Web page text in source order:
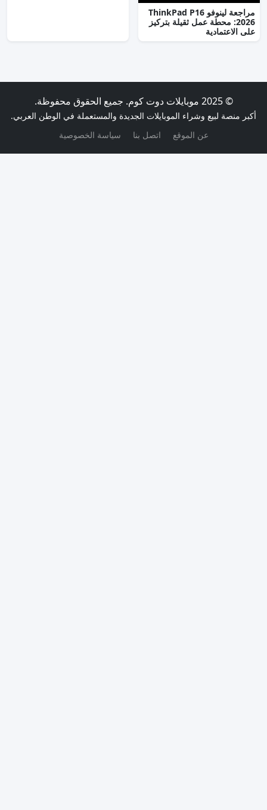
مراجعة لينوفو ThinkPad P16
عمل ثقيلة بتركيز
وشراء الموبايلات الجديدة والمستعملة في الوطن العربي.
اتصل بنا سياسة الخصوصية